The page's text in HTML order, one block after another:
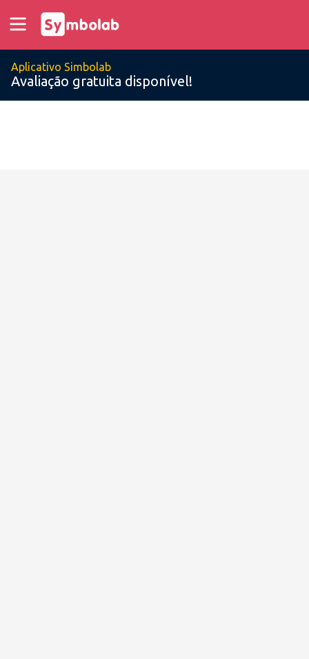
Aplicativo Simbolab
Avaliação gratuita disponível!